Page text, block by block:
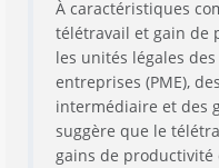
À caractéristiques
télétravail et gain de
les unités légales
entreprises (PME),
intermédiaire et des
suggère que le
gains de productivité